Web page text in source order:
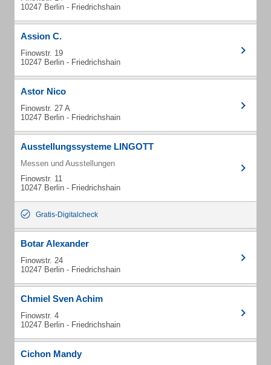
10247 Berlin - Friedrichshain
Assion C.
Finowstr. 19
10247 Berlin - Friedrichshain
Astor Nico
Finowstr. 27 A
10247 Berlin - Friedrichshain
Ausstellungssysteme LINGOTT
Messen und Ausstellungen
Finowstr. 11
10247 Berlin - Friedrichshain
Gratis-Digitalcheck
Botar Alexander
Finowstr. 24
10247 Berlin - Friedrichshain
Chmiel Sven Achim
Finowstr. 4
10247 Berlin - Friedrichshain
Cichon Mandy